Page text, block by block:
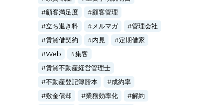
顧客満足度
顧客管理
立ち退き料
メルマガ
管理会社
賃貸借契約
内見
定期借家
Web
集客
賃貸不動産経営管理士
不動産登記簿謄本
成約率
敷金償却
業務効率化
解約